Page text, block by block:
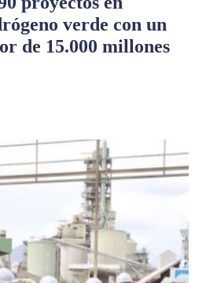
verde con un
de 15.000 millones